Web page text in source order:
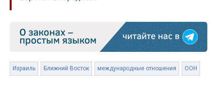
Израиль Ближний Восток международные отношения ООН